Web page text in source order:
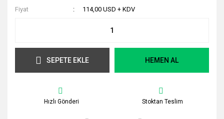
Fiyat
114,00 USD + KDV
SEPETE EKLE HEMEN AL
Hızlı Gönderi Stoktan Teslim